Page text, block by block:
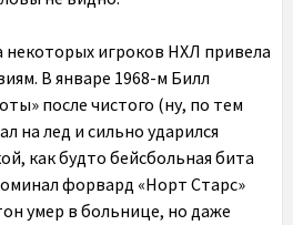
некоторых игроков НХЛ привела
В январе 1968-м Билл
после чистого (ну, по тем
на лед и сильно ударился
как будто бейсбольная бита
форвард «Норт Старс»
умер в больнице, но даже